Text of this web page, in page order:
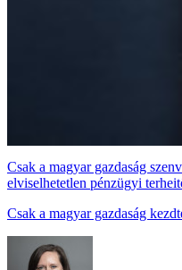
Csak a magyar gazdaság
elviselhetetlen pénzügyi
Csak a magyar gazdaság